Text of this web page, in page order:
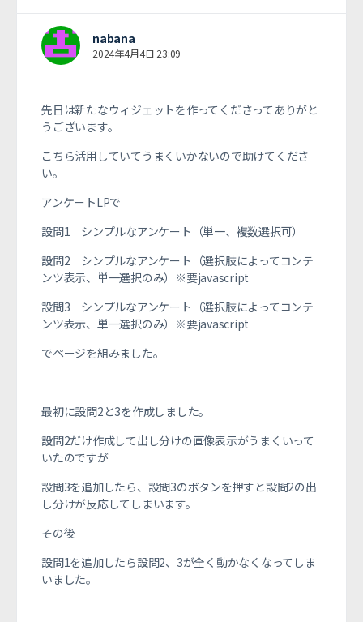
nabana
2024年4月4日 23:09
先日は新たなウィジェットを作ってくださってありがと
うございます。
こちら活用していてうまくいかないので助けてくださ
い。
アンケートLPで
設問1 シンプルなアンケート（単一、複数選択可）
設問2 シンプルなアンケート（選択肢によってコンテ
ンツ表示、単一選択のみ）※要javascript
設問3 シンプルなアンケート（選択肢によってコンテ
ンツ表示、単一選択のみ）※要javascript
でページを組みました。
最初に設問2と3を作成しました。
設問2だけ作成して出し分けの画像表示がうまくいって
いたのですが
設問3を追加したら、設問3のボタンを押すと設問2の出
し分けが反応してしまいます。
その後
設問1を追加したら設問2、3が全く動かなくなってしま
いました。